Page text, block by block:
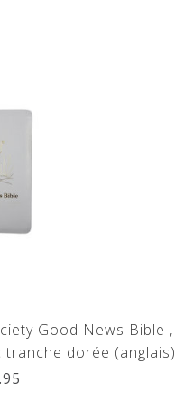
Good News Bible ,
dorée (anglais)